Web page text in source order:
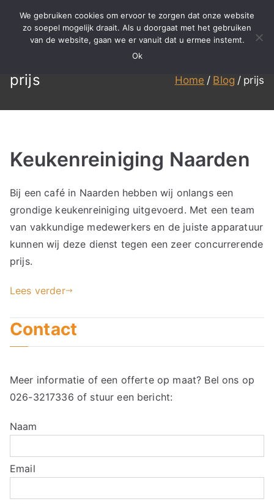
BBS
Reinigen
Meer dan 15 jaar ervaring in
specialistisch reinigen,
prijs Home Blog prijs
Keukenreiniging Naarden
Bij een café in Naarden hebben wij onlangs een
grondige keukenreiniging uitgevoerd. Met een team
van vakkundige medewerkers en de juiste apparatuur
kunnen wij deze dienst tegen een zeer concurrerende
prijs.
Lees verder
Contact
Meer informatie of een offerte op maat? Bel ons op
026-3217336 of stuur een bericht:
Naam
Email
We gebruiken cookies om ervoor te zorgen dat onze website
zo soepel mogelijk draait. Als u doorgaat met het gebruiken
van de website, gaan we er vanuit dat u ermee instemt.
Ok